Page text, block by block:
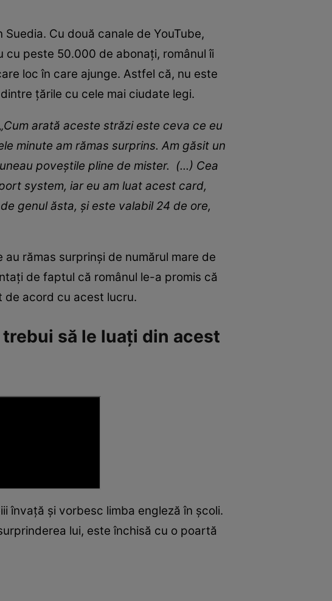
Suedia. Cu două canale de YouTube,
peste 50.000 de abonați, românul îi
loc în care ajunge. Astfel că, nu este
țările cu cele mai ciudate legi.
„Cum arată aceste străzi este ceva ce eu
minute am rămas surprins. Am găsit un
poveștile pline de mister. (...) Cea
system, iar eu am luat acest card,
genul ăsta, și este valabil 24 de ore,
rămas surprinși de numărul mare de
de faptul că românul le-a promis că
de acord cu acest lucru.
să le luați din acest
învață și vorbesc limba engleză în școli.
lui, este închisă cu o poartă